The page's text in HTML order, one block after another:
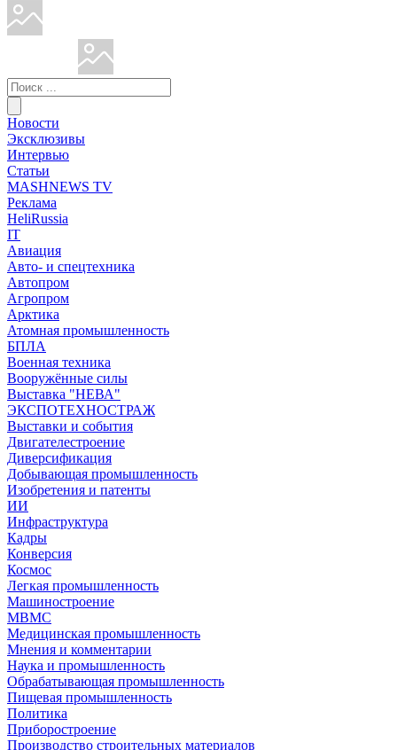
Новости
Эксклюзивы
Интервью
Статьи
MASHNEWS TV
Реклама
HeliRussia
IT
Авиация
Авто- и спецтехника
Автопром
Агропром
Арктика
Атомная промышленность
БПЛА
Военная техника
Вооружённые силы
Выставка "НЕВА"
ЭКСПОТЕХНОСТРАЖ
Выставки и события
Двигателестроение
Диверсификация
Добывающая промышленность
Изобретения и патенты
ИИ
Инфраструктура
Кадры
Конверсия
Космос
Легкая промышленность
Машиностроение
МВМС
Медицинская промышленность
Мнения и комментарии
Наука и промышленность
Обрабатывающая промышленность
Пищевая промышленность
Политика
Приборостроение
Производство строительных материалов